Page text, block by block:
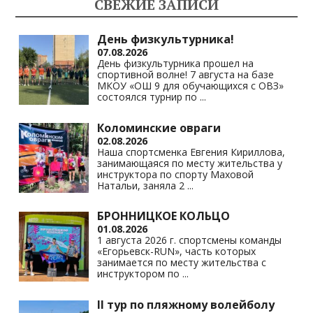
as
s
ni
ki
m p
p
n
k
СВЕЖИЕ ЗАПИСИ
День физкультурника!
07.08.2026
День физкультурника прошел на
спортивной волне! 7 августа на базе
МКОУ «ОШ 9 для обучающихся с ОВЗ»
состоялся турнир по ...
Коломинские овраги
02.08.2026
Наша спортсменка Евгения Кириллова,
занимающаяся по месту жительства у
инструктора по спорту Маховой
Натальи, заняла 2 ...
БРОННИЦКОЕ КОЛЬЦО
01.08.2026
1 августа 2026 г. спортсмены команды
«Егорьевск-RUN», часть которых
занимается по месту жительства с
инструктором по ...
II тур по пляжному волейболу